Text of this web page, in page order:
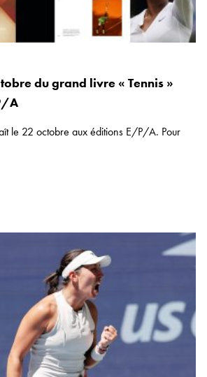
du grand livre « Tennis »
A
le 22 octobre aux éditions E/P/A. Pour